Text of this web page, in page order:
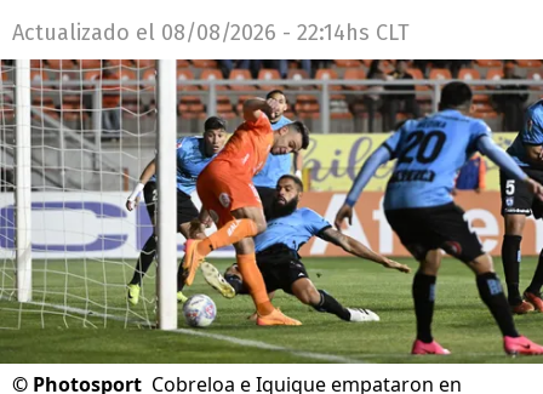
Actualizado el 08/08/2026 - 22:14hs CLT
© Photosport Cobreloa e Iquique empataron en